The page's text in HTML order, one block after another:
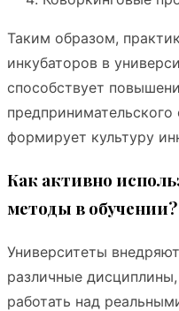
Таким образом,
инкубаторов в
способствует
формирует культуру
Как активно
методы в обучении?
Университеты
различные
работать над